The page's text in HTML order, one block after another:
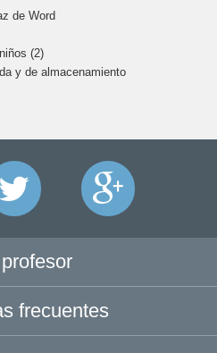
de Word
(2)
y de almacenamiento
frecuentes